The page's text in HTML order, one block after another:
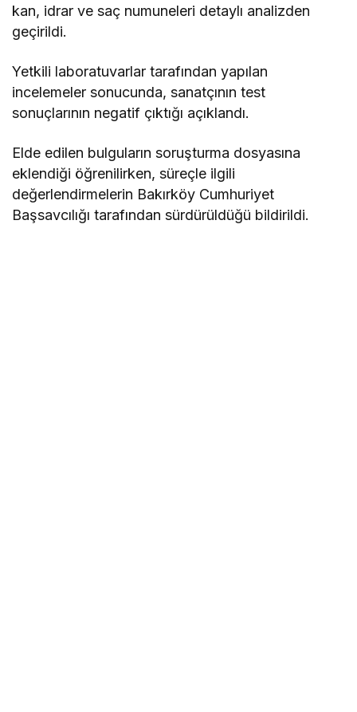
kan, idrar ve saç numuneleri detaylı analizden
geçirildi.
Yetkili laboratuvarlar tarafından yapılan
incelemeler sonucunda, sanatçının test
sonuçlarının negatif çıktığı açıklandı.
Elde edilen bulguların soruşturma dosyasına
eklendiği öğrenilirken, süreçle ilgili
değerlendirmelerin Bakırköy Cumhuriyet
Başsavcılığı tarafından sürdürüldüğü bildirildi.